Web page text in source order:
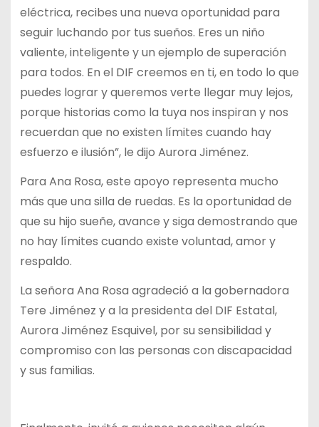
eléctrica, recibes una nueva oportunidad para
seguir luchando por tus sueños. Eres un niño
valiente, inteligente y un ejemplo de superación
para todos. En el DIF creemos en ti, en todo lo que
puedes lograr y queremos verte llegar muy lejos,
porque historias como la tuya nos inspiran y nos
recuerdan que no existen límites cuando hay
esfuerzo e ilusión”, le dijo Aurora Jiménez.
Para Ana Rosa, este apoyo representa mucho
más que una silla de ruedas. Es la oportunidad de
que su hijo sueñe, avance y siga demostrando que
no hay límites cuando existe voluntad, amor y
respaldo.
La señora Ana Rosa agradeció a la gobernadora
Tere Jiménez y a la presidenta del DIF Estatal,
Aurora Jiménez Esquivel, por su sensibilidad y
compromiso con las personas con discapacidad
y sus familias.